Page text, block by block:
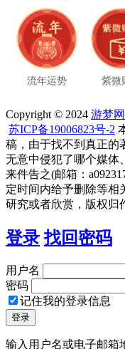
流年运势 紫微
Copyright © 2024 游梦网
苏ICP备19006823号-2
稿，由于找不到真正的
无意中侵犯了哪个媒体
来件告之(邮箱：
定时间内给予删除等相
研究或者欣赏，版权归
登录 找回密码
用户名
密码
记住我的登录信息
输入用户名或电子邮箱